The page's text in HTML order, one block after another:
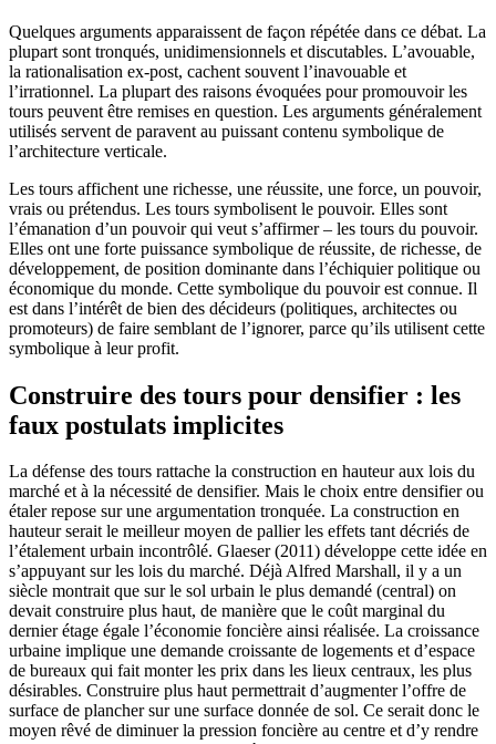
Quelques arguments apparaissent de façon répétée dans ce débat. La
plupart sont tronqués, unidimensionnels et discutables. L’avouable,
la rationalisation ex-post, cachent souvent l’inavouable et
l’irrationnel. La plupart des raisons évoquées pour promouvoir les
tours peuvent être remises en question. Les arguments généralement
utilisés servent de paravent au puissant contenu symbolique de
l’architecture verticale.
Les tours affichent une richesse, une réussite, une force, un pouvoir,
vrais ou prétendus. Les tours symbolisent le pouvoir. Elles sont
l’émanation d’un pouvoir qui veut s’affirmer – les tours du pouvoir.
Elles ont une forte puissance symbolique de réussite, de richesse, de
développement, de position dominante dans l’échiquier politique ou
économique du monde. Cette symbolique du pouvoir est connue. Il
est dans l’intérêt de bien des décideurs (politiques, architectes ou
promoteurs) de faire semblant de l’ignorer, parce qu’ils utilisent cette
symbolique à leur profit.
Construire des tours pour densifier : les
faux postulats implicites
La défense des tours rattache la construction en hauteur aux lois du
marché et à la nécessité de densifier. Mais le choix entre densifier ou
étaler repose sur une argumentation tronquée. La construction en
hauteur serait le meilleur moyen de pallier les effets tant décriés de
l’étalement urbain incontrôlé. Glaeser (2011) développe cette idée en
s’appuyant sur les lois du marché. Déjà Alfred Marshall, il y a un
siècle montrait que sur le sol urbain le plus demandé (central) on
devait construire plus haut, de manière que le coût marginal du
dernier étage égale l’économie foncière ainsi réalisée. La croissance
urbaine implique une demande croissante de logements et d’espace
de bureaux qui fait monter les prix dans les lieux centraux, les plus
désirables. Construire plus haut permettrait d’augmenter l’offre de
surface de plancher sur une surface donnée de sol. Ce serait donc le
moyen rêvé de diminuer la pression foncière au centre et d’y rendre